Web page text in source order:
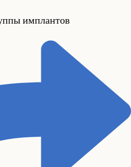
имплантов